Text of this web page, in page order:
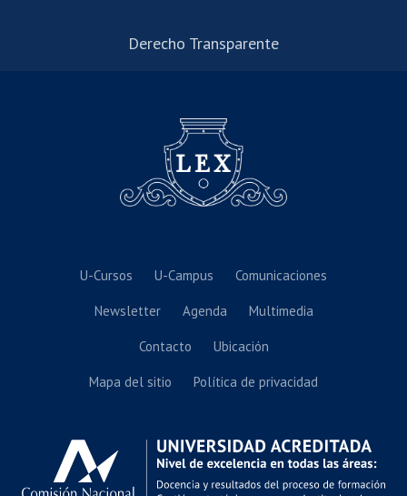
Derecho Transparente
U-Cursos U-Campus Comunicaciones
Newsletter Agenda Multimedia
Contacto Ubicación
Mapa del sitio Política de privacidad